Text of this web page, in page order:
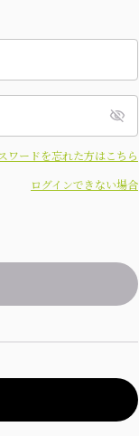
ワードを忘れた方はこちら
ログインできない場合